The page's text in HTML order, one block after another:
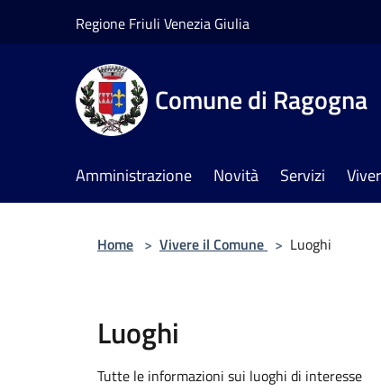
Regione Friuli Venezia Giulia
Comune di Ragogna
Amministrazione Novità Servizi
Home > Vivere il Comune > Luoghi
Luoghi
Tutte le informazioni sui luoghi di interesse